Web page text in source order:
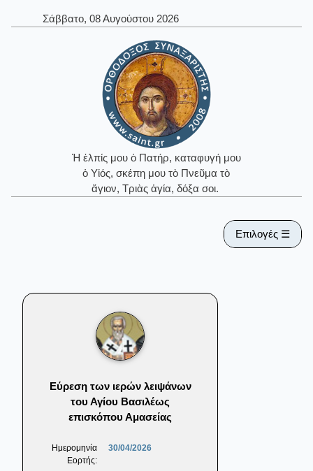
Σάββατο, 08 Αυγούστου 2026
Ἡ ἐλπίς μου ὁ Πατήρ, καταφυγή μου
ὁ Υἱός, σκέπη μου τὸ Πνεῦμα τὸ
ἅγιον, Τριὰς ἁγία, δόξα σοι.
Επιλογές ☰
Εύρεση των ιερών λειψάνων
του Αγίου Βασιλέως
επισκόπου Αμασείας
Ημερομηνία
Εορτής:
30/04/2026